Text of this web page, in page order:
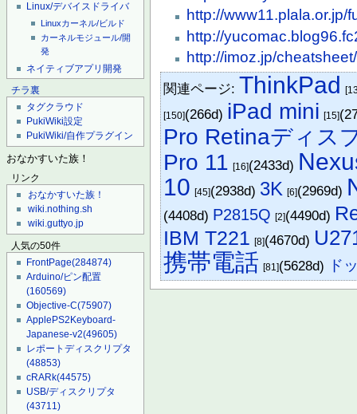
Linux/デバイスドライバ
Linuxカーネル/ビルド
カーネルモジュール/開
発
ネイティブアプリ開発
チラ裏
タグクラウド
PukiWiki設定
PukiWiki/自作プラグイン
おなかすいた族！
リンク
おなかすいた族！
wiki.nothing.sh
wiki.guttyo.jp
人気の50件
FrontPage(284874)
Arduino/ピン配置
(160569)
Objective-C(75907)
ApplePS2Keyboard-
Japanese-v2(49605)
レポートディスクリプタ
(48853)
cRARk(44575)
USB/ディスクリプタ
(43711)
http://www11.plala.or.jp/
http://
http://imoz.jp/
関連ページ: ThinkPad
[150](266d) iPad mini [15]
Pro Retinaディス
Pro 11 [16](2433d)
10 [45](2938d) 3K [6](2969d)
(4408d) P2815Q [2](4490d)
IBM T221 [8](4670d)
携帯電話 [81](5628d) ド